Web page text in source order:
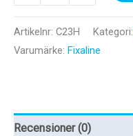
23mm
camera
head
Artikelnr: C23H Kategori:
Varumärke: Fixaline
Recensioner (0)